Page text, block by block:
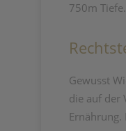
750m
Gewusst
die auf der